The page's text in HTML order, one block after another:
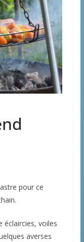
pour ce
éclaircies, voiles
averses